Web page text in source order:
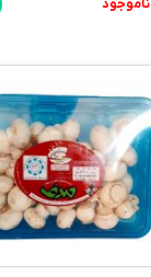
ناموجود